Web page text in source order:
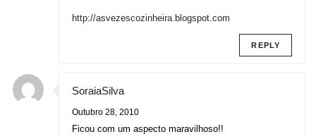
http://asvezescozinheira.blogspot.com
REPLY
SoraiaSilva
Outubro 28, 2010
Ficou com um aspecto maravilhoso!!